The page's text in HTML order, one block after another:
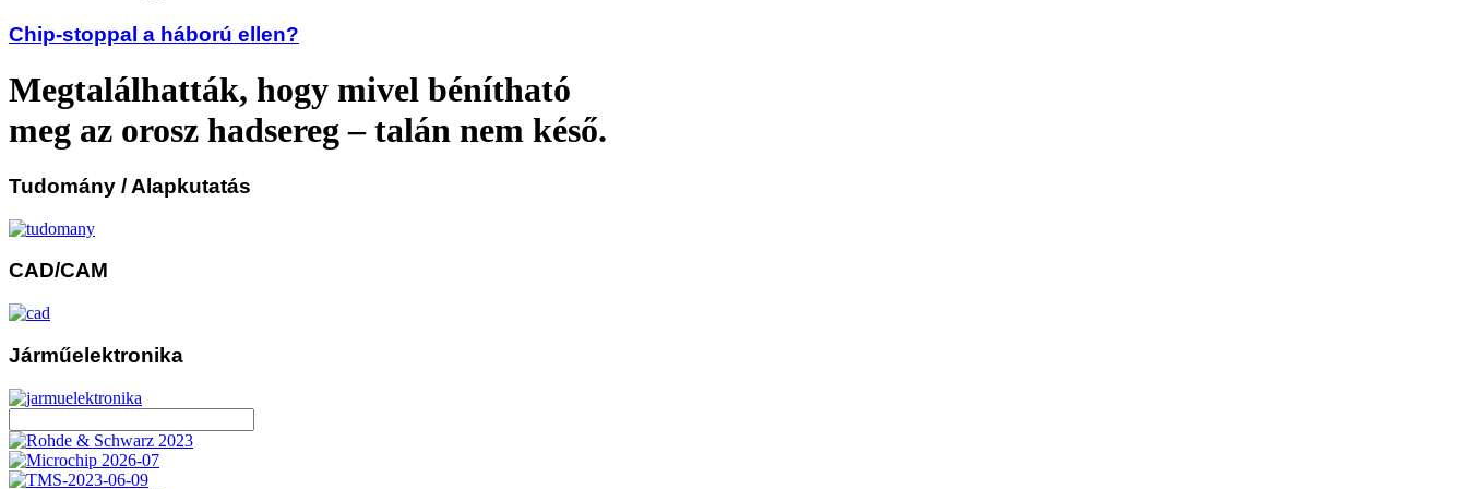
Chip-stoppal a háború ellen?
Megtalálhatták, hogy mivel bénítható
meg az orosz hadsereg – talán nem késő.
Tudomány / Alapkutatás
CAD/CAM
Járműelektronika